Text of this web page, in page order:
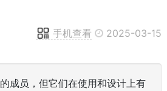
手机查看 2025-03-15
成员，但它们在使用和设计上有